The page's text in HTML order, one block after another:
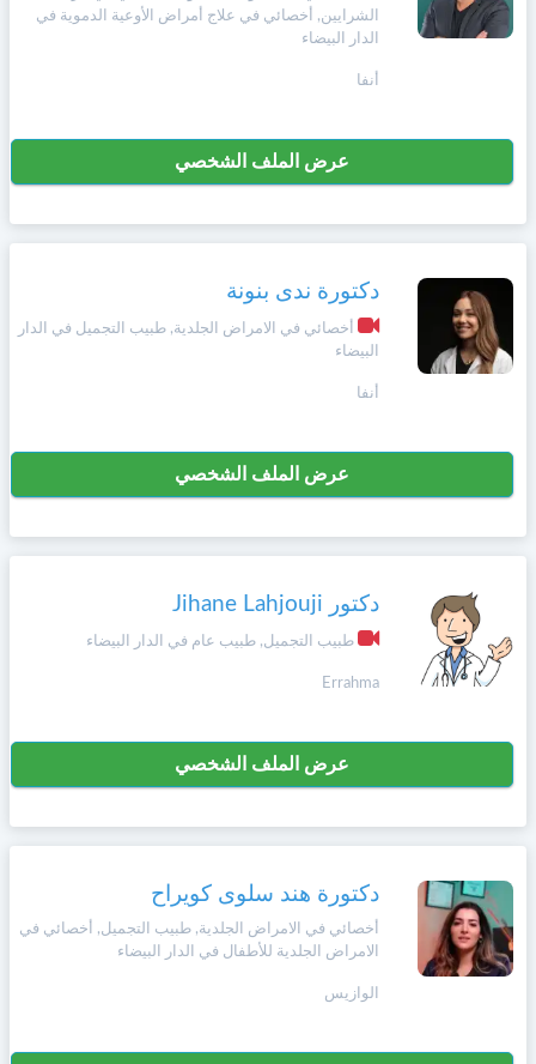
الشرايين, أخصائي في علاج أمراض الأوعية الدموية في
الدار البيضاء
أنفا
عرض الملف الشخصي
دكتورة ندى بنونة
أخصائي في الامراض الجلدية, طبيب التجميل في الدار
البيضاء
أنفا
عرض الملف الشخصي
دكتور Jihane Lahjouji
طبيب التجميل, طبيب عام في الدار البيضاء
Errahma
عرض الملف الشخصي
دكتورة هند سلوى كويراح
أخصائي في الامراض الجلدية, طبيب التجميل, أخصائي في
الامراض الجلدية للأطفال في الدار البيضاء
الوازيس